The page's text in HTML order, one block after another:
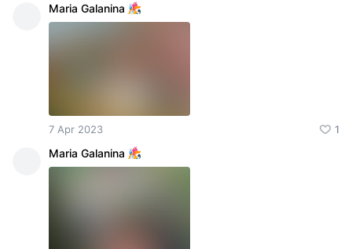
Maria Galanina
7 Apr 2023 1
Maria Galanina